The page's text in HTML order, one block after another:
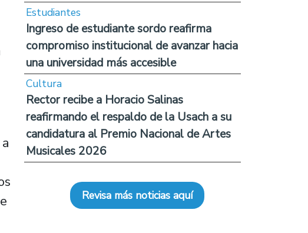
Estudiantes
Ingreso de estudiante sordo reafirma
compromiso institucional de avanzar hacia
una universidad más accesible
Cultura
Rector recibe a Horacio Salinas
reafirmando el respaldo de la Usach a su
candidatura al Premio Nacional de Artes
Musicales 2026
Revisa más noticias aquí